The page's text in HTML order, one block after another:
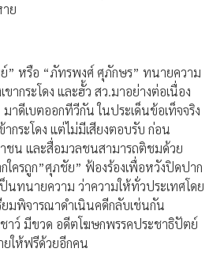
ย
” หรือ “ภัทรพงศ์ ศุภักษร” ทนายความ
ขากระโดง และฮั้ว สว.มาอย่างต่อเนื่อง
ดีเบตออกทีวีกัน ในประเด็นข้อเท็จจริง
กระโดง แต่ไม่มีเสียงตอบรับ ก่อน
ชน และสื่อมวลชนสามารถติชมด้วย
ใครถูก”ศุภชัย” ฟ้องร้องเพื่อหวังปิดปาก
นทนายความ ว่าความให้ทั่วประเทศโดย
ยมพิจารณาดำเนินคดีกลับเช่นกัน
าว์ มีขวด อดีตโฆษกพรรคประชาธิปัตย์
ให้ฟรีด้วยอีกคน